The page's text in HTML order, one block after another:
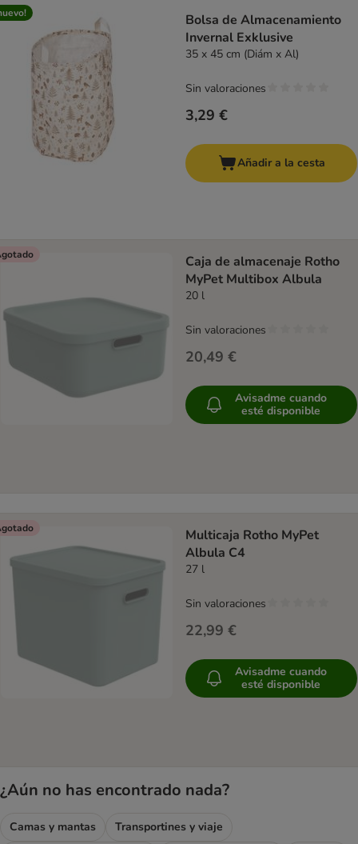
Bolsa de Almacenamiento
Invernal Exklusive
35 x 45 cm (Diám x Al)
3,29 €
Sin valoraciones
Añadir a la cesta
Caja de almacenaje Rotho
MyPet Multibox Albula
20 l
20,49 €
Sin valoraciones
Avisadme cuando
esté disponible
Multicaja Rotho MyPet
Albula C4
27 l
22,99 €
Sin valoraciones
Avisadme cuando
esté disponible
¿Aún no has encontrado nada?
Camas y mantas
Transportines y viaje